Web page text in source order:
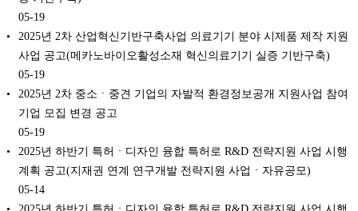
05-19
2025년 2차 산업혁신기반구축사업 의료기기 분야 시제품 제작 지원
사업 공고(메카노바이오활성소재 혁신의료기기 실증 기반구축)
05-19
2025년 2차 중소ㆍ중견 기업의 자발적 환경정보공개 지원사업 참여
기업 모집 변경 공고
05-19
2025년 하반기 특허ㆍ디자인 융합 특허로 R&D 전략지원 사업 시행
계획 공고(지재권 연계 연구개발 전략지원 사업ㆍ자유공모)
05-14